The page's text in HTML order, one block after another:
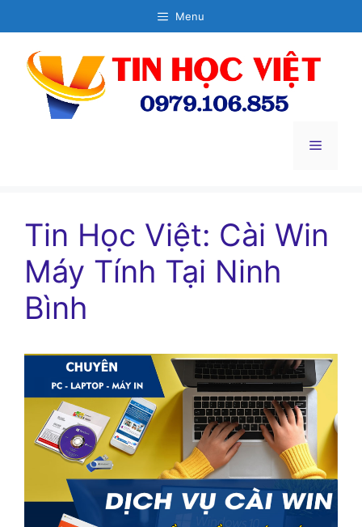
đến
dung
Menu
Menu
Tin Học Việt: Cài Win
Máy Tính Tại Ninh
Bình